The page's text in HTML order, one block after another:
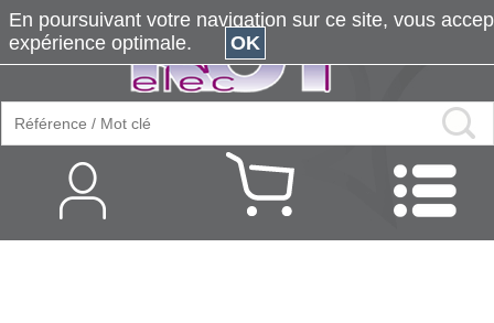
En poursuivant votre navigation sur ce site, vous
expérience optimale.
OK